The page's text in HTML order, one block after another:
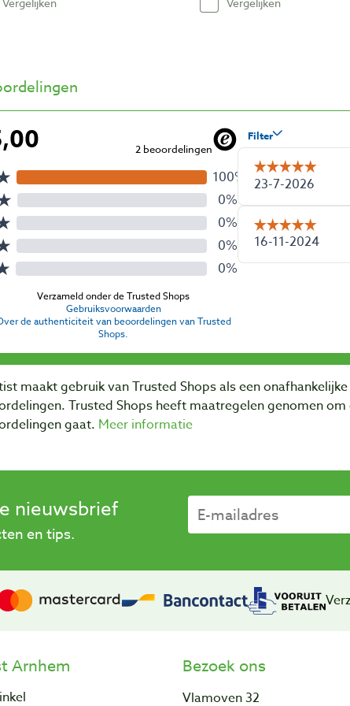
maakt gebruik van Trusted Shops als een
Trusted Shops heeft maatregelen genomen
gaat. Meer informatie
nieuwsbrief
en tips.
Arnhem Bezoek ons
Vlamoven 32